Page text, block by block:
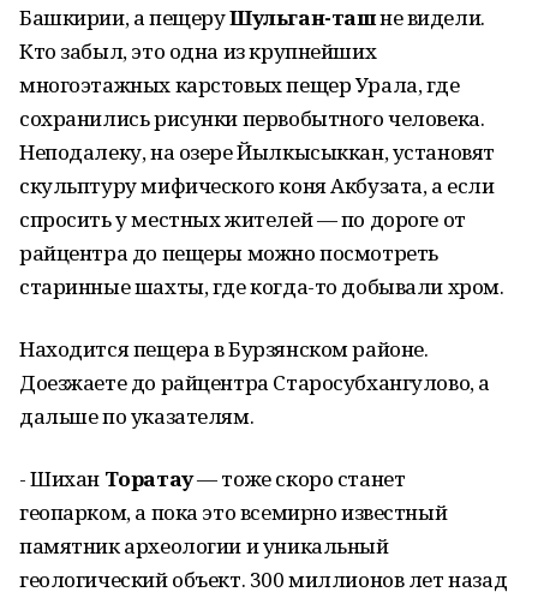
Башкирии, а пещеруШульган-ташне видели.
Кто забыл, это одна из крупнейших
многоэтажных карстовых пещер Урала, где
сохранились рисунки первобытного человека.
Неподалеку, на озере Йылкысыккан, установят
скульптуру мифического коня Акбузата, а если
спросить у местных жителей — по дороге от
райцентра до пещеры можно посмотреть
старинные шахты, где когда-то добывали хром.
Находится пещера в Бурзянском районе.
Доезжаете до райцентра Старосубхангулово, а
дальше по указателям.
- Шихан Торатау— тоже скоро станет
геопарком, а пока это всемирно известный
памятник археологии и уникальный
геологический объект. 300 миллионов лет назад